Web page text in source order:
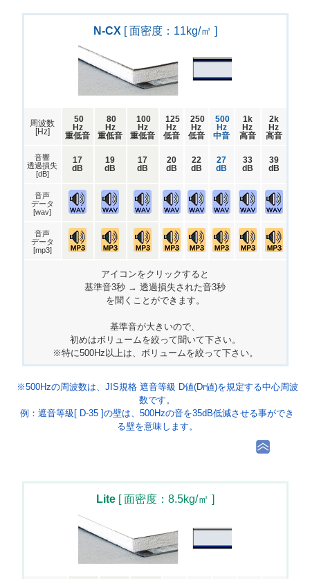
N-CX [ 面密度：11kg/㎡ ]
周波数
[Hz]
50
Hz
重低音
80
Hz
重低音
100
Hz
重低音
125
Hz
低音
250
Hz
低音
500
Hz
中音
1k
Hz
高音
2k
Hz
高音
音響
透過損失
[dB]
17
dB
19
dB
17
dB
20
dB
22
dB
27
dB
33
dB
39
dB
音声
データ
[wav]
音声
データ
[mp3]
アイコンをクリックすると
基準音3秒 → 透過損失された音3秒
を聞くことができます。
基準音が大きいので、
初めはボリュームを絞って聞いて下さい。
※特に500Hz以上は、ボリュームを絞って下さい。
※500Hzの周波数は、JIS規格 遮音等級 D値(Dr値)を規定する中心周波
数です。
例：遮音等級[ D-35 ]の壁は、500Hzの音を35dB低減させる事ができ
る壁を意味します。
Lite[ 面密度：8.5kg/㎡ ]